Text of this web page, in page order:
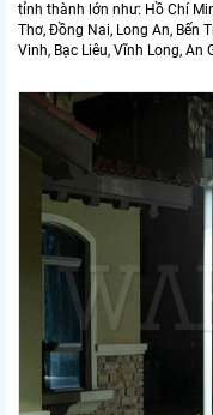
tỉnh thành lớn như: Hồ Chí
Thơ, Đồng Nai, Long An, Bến
Vinh, Bạc Liêu, Vĩnh Long, An